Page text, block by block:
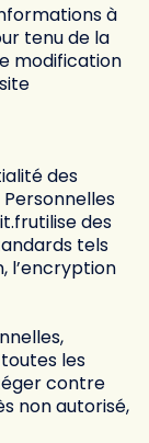
à
tenu de la
modification
des
utilise des
tels
l’encryption
les
contre
non autorisé,